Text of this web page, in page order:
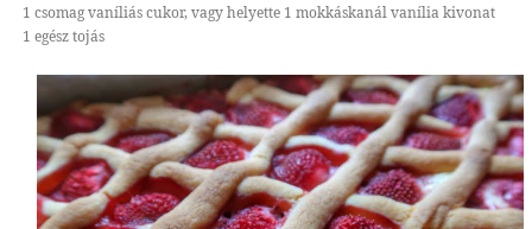
1 csomag vaníliás cukor, vagy helyette 1 mokkáskanál vanília kivonat
1 egész tojás